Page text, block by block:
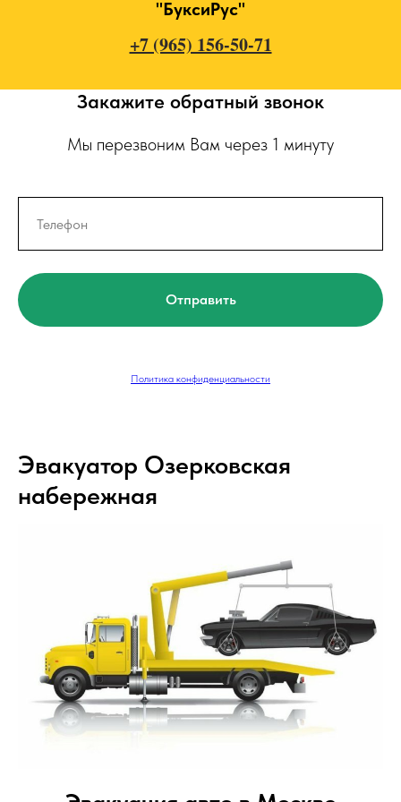
"БуксиРус"
+7 (965) 156-50-71
Закажите обратный звонок
Мы перезвоним Вам через 1 минуту
Отправить
Политика конфиденциальности
Эвакуатор Озерковская
набережная